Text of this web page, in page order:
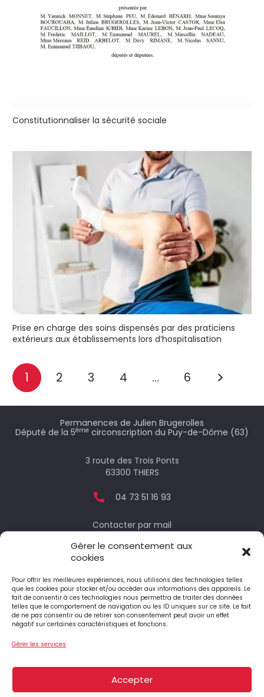
Gérer le consentement aux
cookies
Pour offrir les meilleures expériences, nous utilisons des technologies telles
que les cookies pour stocker et/ou accéder aux informations des appareils. Le
fait de consentir à ces technologies nous permettra de traiter des données
telles que le comportement de navigation ou les ID uniques sur ce site. Le fait
de ne pas consentir ou de retirer son consentement peut avoir un effet
négatif sur certaines caractéristiques et fonctions.
Gérer les services
Accepter
Constitutionnaliser la sécurité sociale
Prise en charge des soins dispensés par des praticiens
extérieurs aux établissements lors d’hospitalisation
1 2 3 4 … 6
Permanences de Julien Brugerolles
Député de la 5ème circonscription du Puy-de-Dôme (63)
3 route des Trois Ponts
63300 THIERS
04 73 51 16 93
Contacter par mail
Votre député
Le député honoraire
4 Place Jean-Antoine Pourtier
63890 ST-AMANT-ROCHE-SAVINE